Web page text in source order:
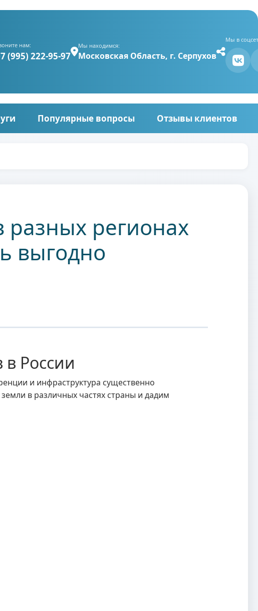
нам:
(995) 222-95-97
Мы находимся:
Московская Область, г. Серпухов
Мы в
Популярные вопросы Отзывы клиентов
разных регионах
выгодно
России
и инфраструктура существенно
в различных частях страны и дадим